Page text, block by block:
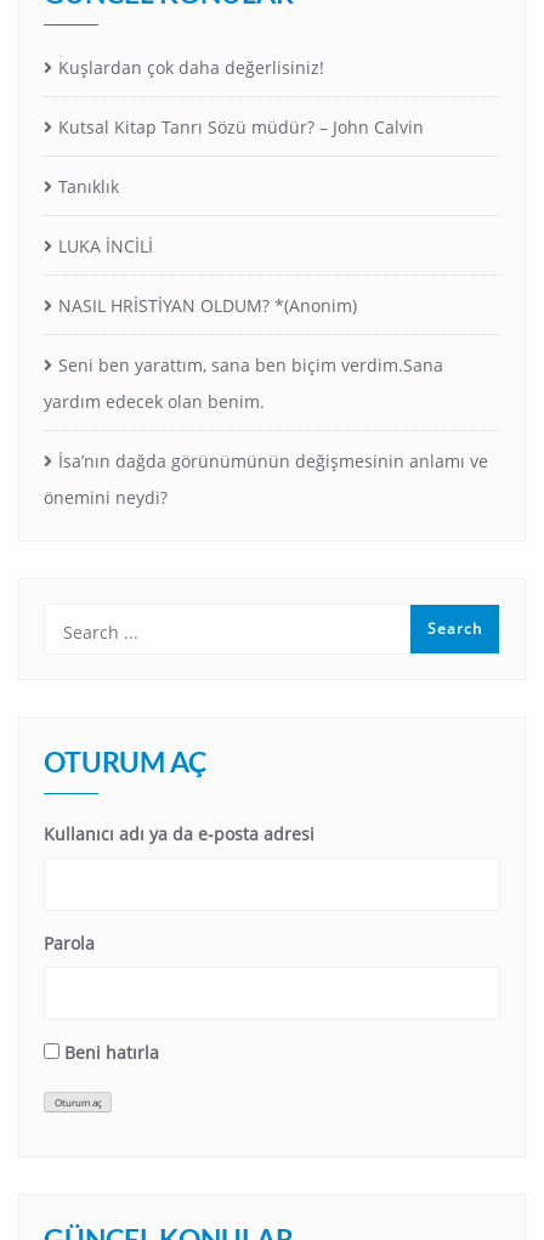
Kuşlardan çok daha değerlisiniz!
Kutsal Kitap Tanrı Sözü müdür? – John Calvin
Tanıklık
LUKA İNCİLİ
NASIL HRİSTİYAN OLDUM? *(Anonim)
Seni ben yarattım, sana ben biçim verdim.Sana
yardım edecek olan benim.
İsa’nın dağda görünümünün değişmesinin anlamı ve
önemini neydi?
OTURUM AÇ
Kullanıcı adı ya da e-posta adresi
Parola
Beni hatırla
Oturum aç